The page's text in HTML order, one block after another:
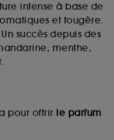
intense à base de
et fougère.
Un succès depuis des
menthe,
pour offrir le parfum